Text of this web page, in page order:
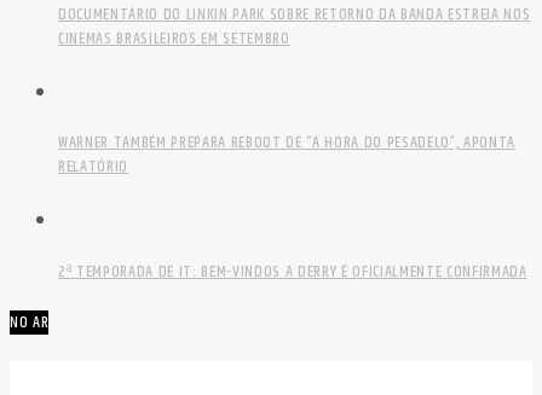
DOCUMENTÁRIO DO LINKIN PARK SOBRE RETORNO DA BANDA ESTREIA NOS
CINEMAS BRASILEIROS EM SETEMBRO
WARNER TAMBÉM PREPARA REBOOT DE “A HORA DO PESADELO”, APONTA
RELATÓRIO
2ª TEMPORADA DE IT: BEM-VINDOS A DERRY É OFICIALMENTE CONFIRMADA
NO AR